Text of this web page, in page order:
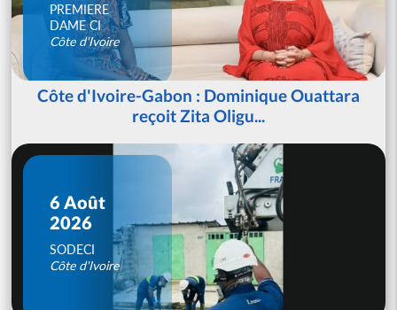
PREMIERE
DAME CI
Côte d'Ivoire
Côte d'Ivoire-Gabon : Dominique Ouattara
reçoit Zita Oligu...
6 Août
2026
SODECI
Côte d'Ivoire